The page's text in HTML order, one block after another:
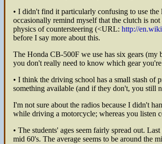
• I didn't find it particularly confusing to use
occasionally remind myself that the clutch is
physics of countersteering (<URL: http://
before I say more about this.
The Honda CB-500F we use has six gears
you don't really need to know which gear
• I think the driving school has a small stash of
something available (and if they don't, you still
I'm not sure about the radios because I didn't
while driving a motorcycle; whereas you listen
• The students' ages seem fairly spread out.
mid 60's. The average seems to be around the